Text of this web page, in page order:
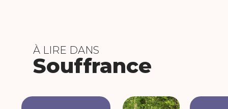
À LIRE DANS
Souffrance